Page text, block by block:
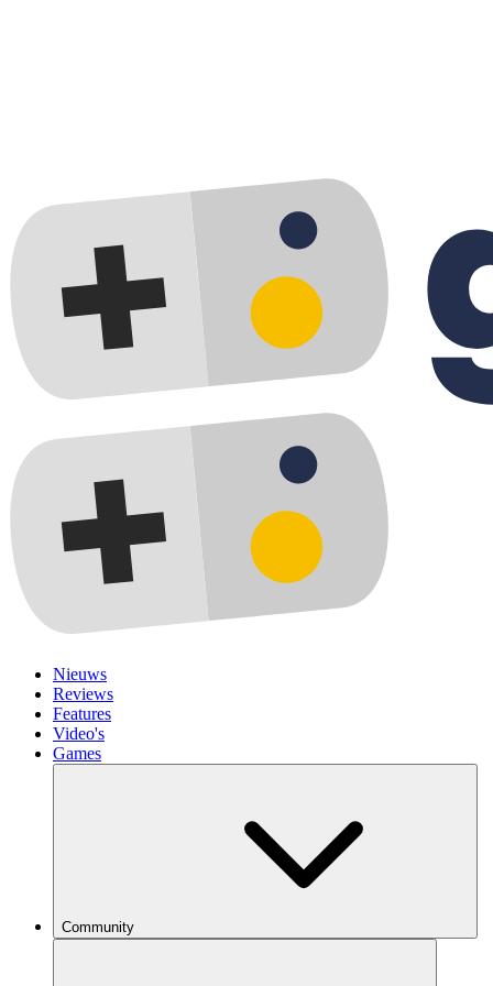
Nieuws
Reviews
Features
Video's
Games
Community